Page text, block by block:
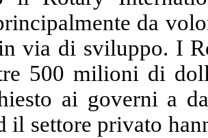
da
via di sviluppo. I
500 milioni di
ai governi a
il settore privato